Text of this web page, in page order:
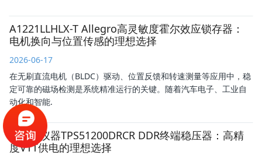
A1221LLHLX-T Allegro高灵敏度霍尔效应锁存器：
电机换向与位置传感的理想选择
2026-06-17
在无刷直流电机（BLDC）驱动、位置反馈和转速测量等应用中，稳
定可靠的磁场检测是系统精准运行的关键。随着汽车电子、工业自
动化和智能.
TI德州仪器TPS51200DRCR DDR终端稳压器：高精
度VTT供电的理想选择